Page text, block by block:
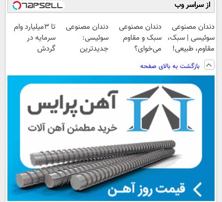
از سراسر وب
دندان مصنوعی
سوئیسی | سبک،
مقاوم، طبیعی!
ویزیت
رایگان+پرداخت
اقساطی😍
دندان مصنوعی
سبک و مقاوم
می‌خوای؟
هم داریم!😍 |
📍تهران
دندان مصنوعی
سوئیسی:
جدیدترین
پرداخت قسطی
تا 3میلیارد وام
سرمایه در
گردش
ثبت کن
بازگشت به بالای صفحه